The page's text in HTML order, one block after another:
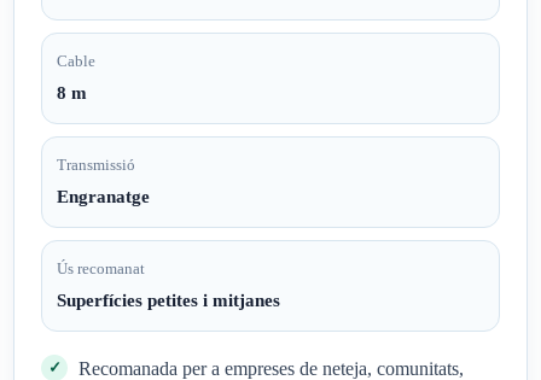
Cable
8 m
Transmissió
Engranatge
Ús recomanat
Superfícies petites i mitjanes
Recomanada per a empreses de neteja, comunitats,